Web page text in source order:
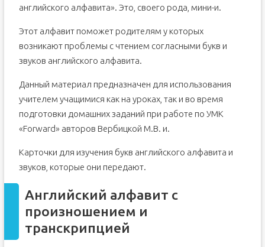
английского алфавита». Это, своего рода, мини-и.
Этот алфавит поможет родителям у которых
возникают проблемы с чтением согласными букв и
звуков английского алфавита.
Данный материал предназначен для использования
учителем учащимися как на уроках, так и во время
подготовки домашних заданий при работе по УМК
«Forward» авторов Вербицкой М.В. и.
Карточки для изучения букв английского алфавита и
звуков, которые они передают.
Английский алфавит с
произношением и
транскрипцией